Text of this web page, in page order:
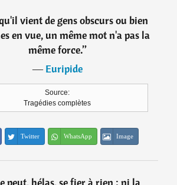
vient de gens obscurs ou bien
en vue, un même mot n'a pas la
même force.”
―Euripide
Source:
Tragédies complètes
Twitter WhatsApp Image